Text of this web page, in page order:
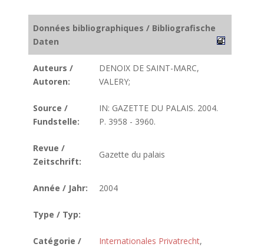
Données bibliographiques / Bibliografische
Daten
Auteurs /
Autoren:
DENOIX DE SAINT-MARC,
VALERY;
Source /
Fundstelle:
IN: GAZETTE DU PALAIS. 2004.
P. 3958 - 3960.
Revue /
Zeitschrift:
Gazette du palais
Année / Jahr: 2004
Type / Typ:
Catégorie /
Internationales Privatrecht,